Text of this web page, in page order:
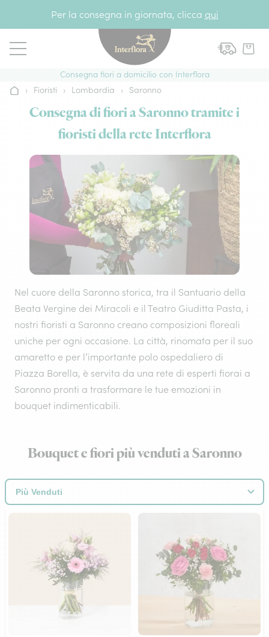
Per la consegna in giornata, clicca qui
Consegna fiori a domicilio con Interflora
Home› Fioristi › Lombardia › Saronno
Consegna di fiori a Saronno tramite i
fioristi della rete Interflora
Nel cuore della Saronno storica, tra il Santuario della
Beata Vergine dei Miracoli e il Teatro Giuditta Pasta, i
nostri fioristi a Saronno creano composizioni floreali
uniche per ogni occasione. La città, rinomata per il suo
amaretto e per l’importante polo ospedaliero di
Piazza Borella, è servita da una rete di esperti fiorai a
Saronno pronti a trasformare le tue emozioni in
bouquet indimenticabili.
Bouquet e fiori più venduti a Saronno